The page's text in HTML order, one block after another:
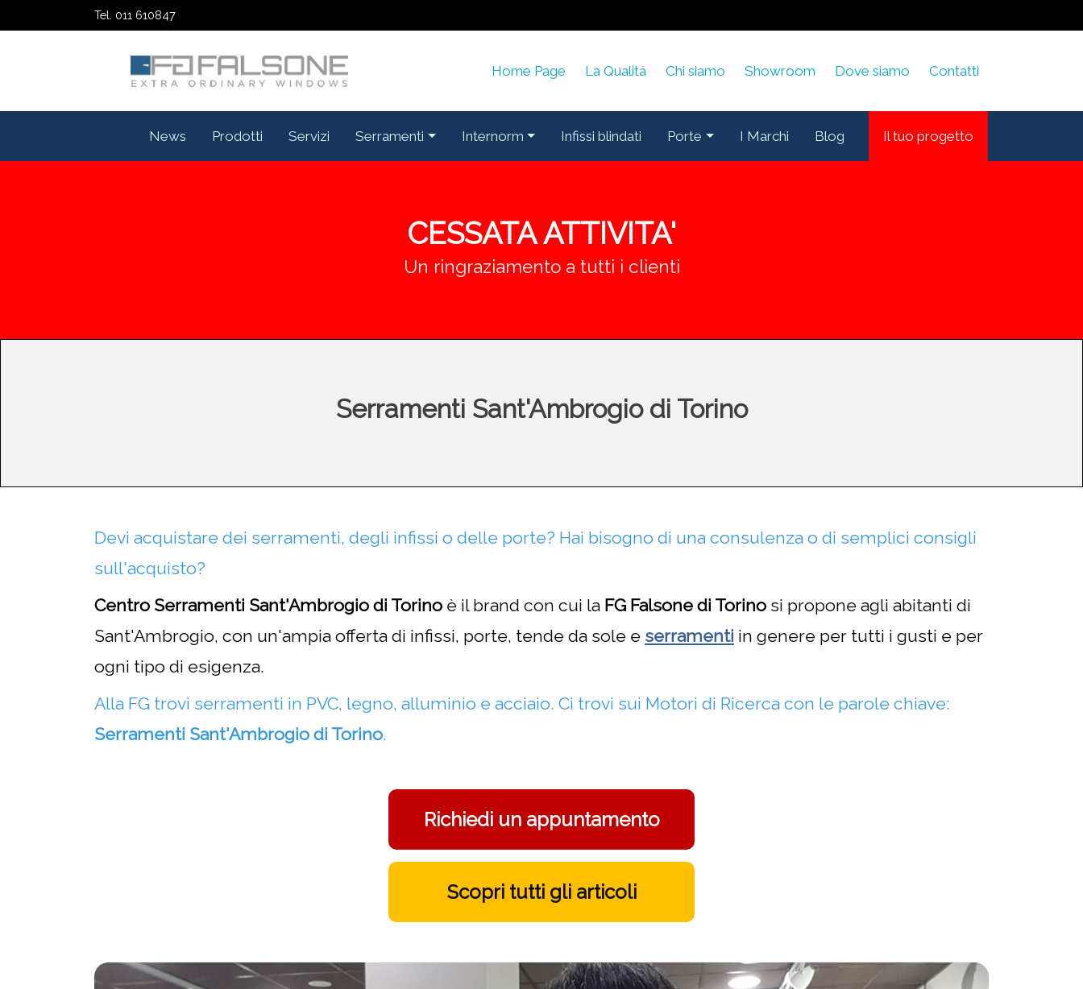
Tel. 011 610847
Home Page La Qualità Chi siamo Showroom Dove siamo Contatti
News Prodotti Servizi Serramenti Internorm Infissi blindati Porte I Marchi Blog Il tuo progetto
CESSATA ATTIVITA'
Un ringraziamento a tutti i clienti
Serramenti Sant'Ambrogio di Torino
Devi acquistare dei serramenti, degli infissi o delle porte? Hai bisogno di una consulenza o di semplici consigli
sull'acquisto?
Centro Serramenti Sant'Ambrogio di Torino è il brand con cui la FG Falsone di Torino si propone agli abitanti di
Sant'Ambrogio, con un'ampia offerta di infissi, porte, tende da sole e serramenti in genere per tutti i gusti e per
ogni tipo di esigenza.
Alla FG trovi serramenti in PVC, legno, alluminio e acciaio. Ci trovi sui Motori di Ricerca con le parole chiave:
Serramenti Sant'Ambrogio di Torino.
Richiedi un appuntamento
Scopri tutti gli articoli